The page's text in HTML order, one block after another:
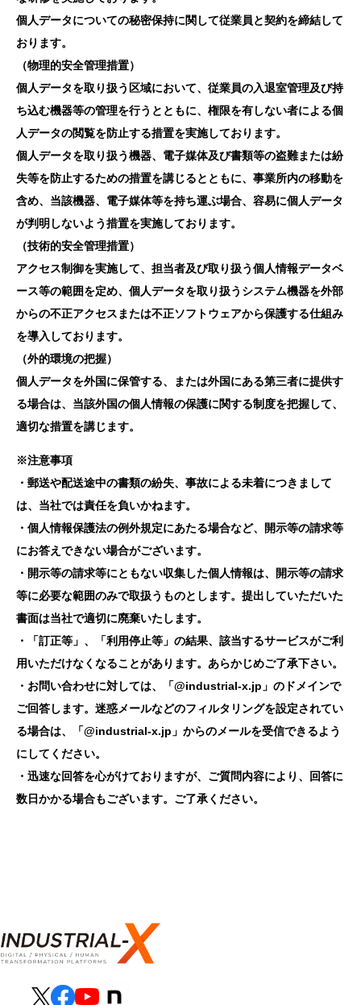
個人データについての秘密保持に関して従業員と契約を締結して
おります。
（物理的安全管理措置）
個人データを取り扱う区域において、従業員の入退室管理及び持
ち込む機器等の管理を行うとともに、権限を有しない者による個
人データの閲覧を防止する措置を実施しております。
個人データを取り扱う機器、電子媒体及び書類等の盗難または紛
失等を防止するための措置を講じるとともに、事業所内の移動を
含め、当該機器、電子媒体等を持ち運ぶ場合、容易に個人データ
が判明しないよう措置を実施しております。
（技術的安全管理措置）
アクセス制御を実施して、担当者及び取り扱う個人情報データベ
ース等の範囲を定め、個人データを取り扱うシステム機器を外部
からの不正アクセスまたは不正ソフトウェアから保護する仕組み
を導入しております。
（外的環境の把握）
個人データを外国に保管する、または外国にある第三者に提供す
る場合は、当該外国の個人情報の保護に関する制度を把握して、
適切な措置を講じます。
※注意事項
・郵送や配送途中の書類の紛失、事故による未着につきまして
は、当社では責任を負いかねます。
・個人情報保護法の例外規定にあたる場合など、開示等の請求等
にお答えできない場合がございます。
・開示等の請求等にともない収集した個人情報は、開示等の請求
等に必要な範囲のみで取扱うものとします。提出していただいた
書面は当社で適切に廃棄いたします。
・「訂正等」、「利用停止等」の結果、該当するサービスがご利
用いただけなくなることがあります。あらかじめご了承下さい。
・お問い合わせに対しては、「@industrial-x.jp」のドメインで
ご回答します。迷惑メールなどのフィルタリングを設定されてい
る場合は、「@industrial-x.jp」からのメールを受信できるよう
にしてください。
・迅速な回答を心がけておりますが、ご質問内容により、回答に
数日かかる場合もございます。ご了承ください。